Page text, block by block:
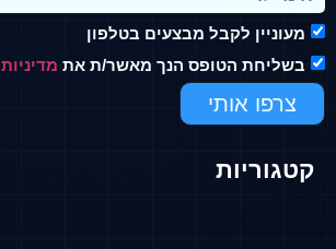
לקבל מבצעים בטלפון
הטופס הנך מאשר/ת אתמדיניות הפרטיות
אותי